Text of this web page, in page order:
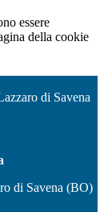
essere
della cookie
di Savena
di Savena (BO)